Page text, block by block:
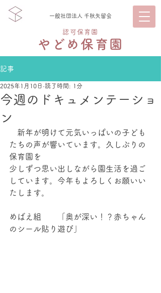
やどめ保育園
一般社団法人 千秋矢留会
認可保育園
記事
今週のドキュメンテーショ
ン
2025年1月10日 読了時間: 1分
新年が明けて元気いっぱいの子ども
たちの声が響いています。久しぶりの
保育園を
少しずつ思い出しながら園生活を過ご
しています。今年もよろしくお願いい
たします。
めばえ組　　「奥が深い！？赤ちゃん
のシール貼り遊び」